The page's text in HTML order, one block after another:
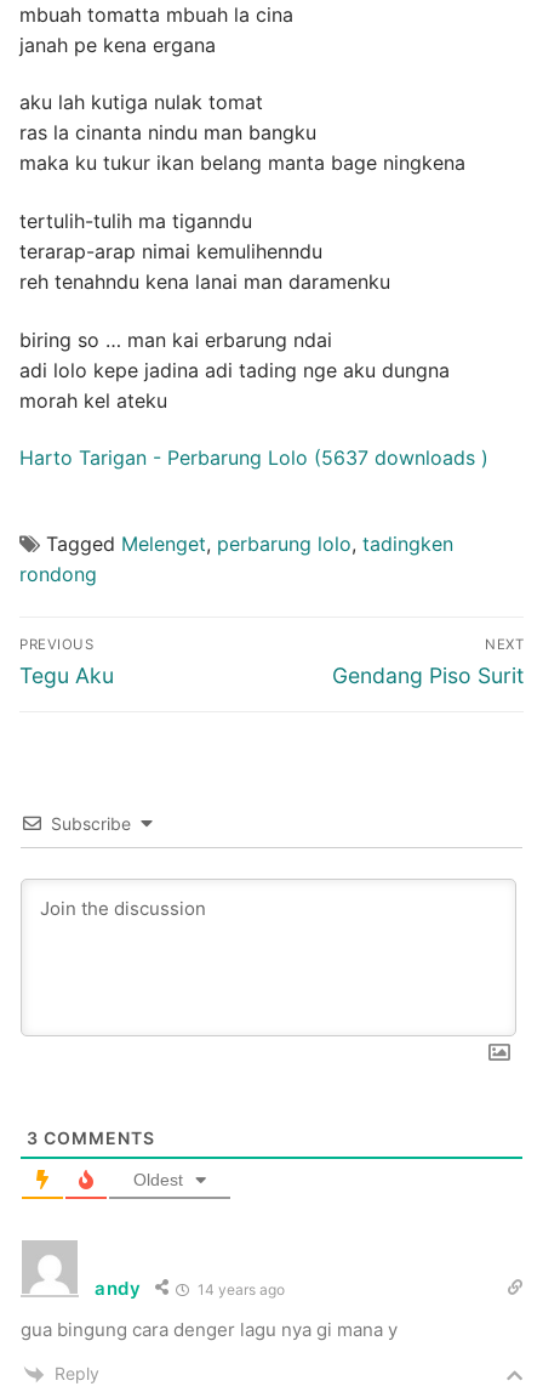
mbuah tomatta mbuah la cina
janah pe kena ergana
aku lah kutiga nulak tomat
ras la cinanta nindu man bangku
maka ku tukur ikan belang manta bage ningkena
tertulih-tulih ma tiganndu
terarap-arap nimai kemulihenndu
reh tenahndu kena lanai man daramenku
biring so … man kai erbarung ndai
adi lolo kepe jadina adi tading nge aku dungna
morah kel ateku
Harto Tarigan - Perbarung Lolo (5637 downloads )
Tagged Melenget, perbarung lolo, tadingken
rondong
Post
navigation
PREVIOUS
Previous
Tegu Aku
NEXT
Next
Gendang Piso Surit
Subscribe
3 COMMENTS
Oldest
andy 14 years ago
gua bingung cara denger lagu nya gi mana y
Reply